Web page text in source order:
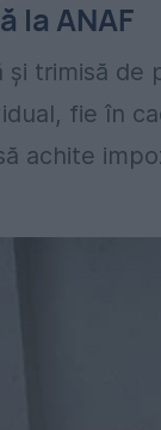
la ANAF
trimisă de
fie în
achite